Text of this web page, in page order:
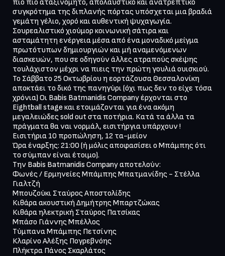
πιο πιο αταξινόμητο, απολαυστικό και ανατρεπτικό
συγκρότημα της διπλανής πόρτας υπόσχεται μια βραδιά
γεμάτη γέλιο, χορό και αυθεντική ψυχαγωγία.
Σουρεαλιστικό χιούμορ κοινωνική σάτιρα και
ασταμάτητη ενέργεια μέσα από ένα μοναδικό μείγμα
πρωτότυπων δημιουργιών και μή αναμενόμενων
διασκευών, που σε οδηγούν άλλες ατραπούς σκέψης
τουλάχιστον μέχρι να πιεις την πρώτη γουλιά ουισκιού.
Το Σάββατο 25 Οκτωβρίου η εορτάζουσα Θεσσαλονίκη
αποκτάει το δικό της πανηγύρι (όχι πως δεν το είχε τόσα
χρόνια) Οι Babis Batmanidis Company έρχονται στο
Eightball stage και ετοιμάζονται για ένα ακόμη
μεγαλειώδες sold out στα ποτήρια. Κατά τα άλλα τα
πράγματα θα ναι νορμάλ, εισιτήργια υπάρχουν !
Εισιτήρια 10 προπώληση, 12 τα-μείον
Ώρα έναρξης: 21:00 (ή μόλις αποφασίσει ο Μπάμπης ότι
το σύμπαν είναι έτοιμο).
Την Babis Batmanidis Company αποτελούν:
Φωνές / Ερμηνείες Μπάμπης Μπατμανίδης - Στέλλα
Γιαλτζή
Μπουζούκι Σταύρος Αποστολίδης
Κιθάρα ακουστική Δημήτρης Μπαρτζώκας
Κιθάρα ηλεκτρική Σταύρος Πατσίκας
Μπάσο Γιάννης Μπέλλος
Τύμπανα Μπάμπης Πετσίνης
Κλαρίνο Αλέξης Πογρεβνόης
Πλήκτρα Πάνος Σκαρλάτος